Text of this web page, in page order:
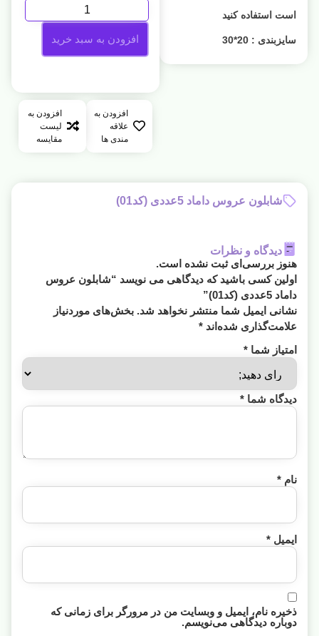
است استفاده کنید
سایزبندی : 20*30
افزودن به
علاقه
مندی ها
افزودن به
لیست
مقایسه
افزودن به سبد خرید
شابلون عروس داماد 5عددی (کد01)
دیدگاه و نظرات
هنوز بررسی‌ای ثبت نشده است.
اولین کسی باشید که دیدگاهی می نویسد “شابلون عروس
داماد 5عددی (کد01)”
نشانی ایمیل شما منتشر نخواهد شد. بخش‌های موردنیاز
علامت‌گذاری شده‌اند *
امتیاز شما *
دیدگاه شما *
نام *
ایمیل *
ذخیره نام، ایمیل و وبسایت من در مرورگر برای زمانی که
دوباره دیدگاهی می‌نویسم.